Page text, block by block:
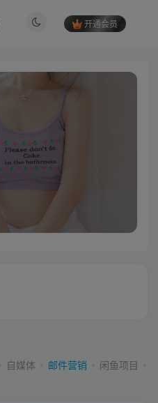
开通会员
自媒体 邮件营销 闲鱼项目